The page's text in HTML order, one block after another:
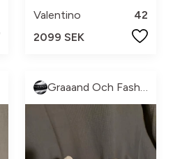
Valentino
42
2099 SEK
Graaand Och Fashion